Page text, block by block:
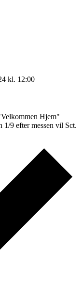
kl. 12:00
Hjem"
1/9 efter messen vil Sct.